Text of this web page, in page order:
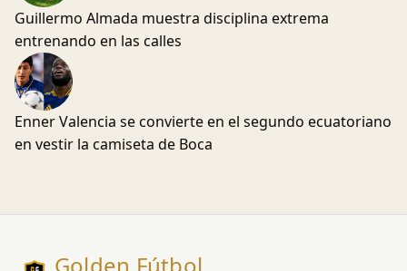
Guillermo Almada muestra disciplina extrema
entrenando en las calles
Enner Valencia se convierte en el segundo ecuatoriano
en vestir la camiseta de Boca